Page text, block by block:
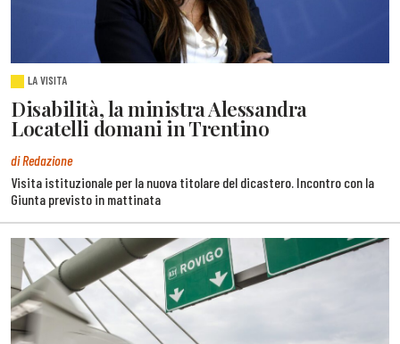
LA VISITA
Disabilità, la ministra Alessandra
Locatelli domani in Trentino
di Redazione
Visita istituzionale per la nuova titolare del dicastero. Incontro con la
Giunta previsto in mattinata